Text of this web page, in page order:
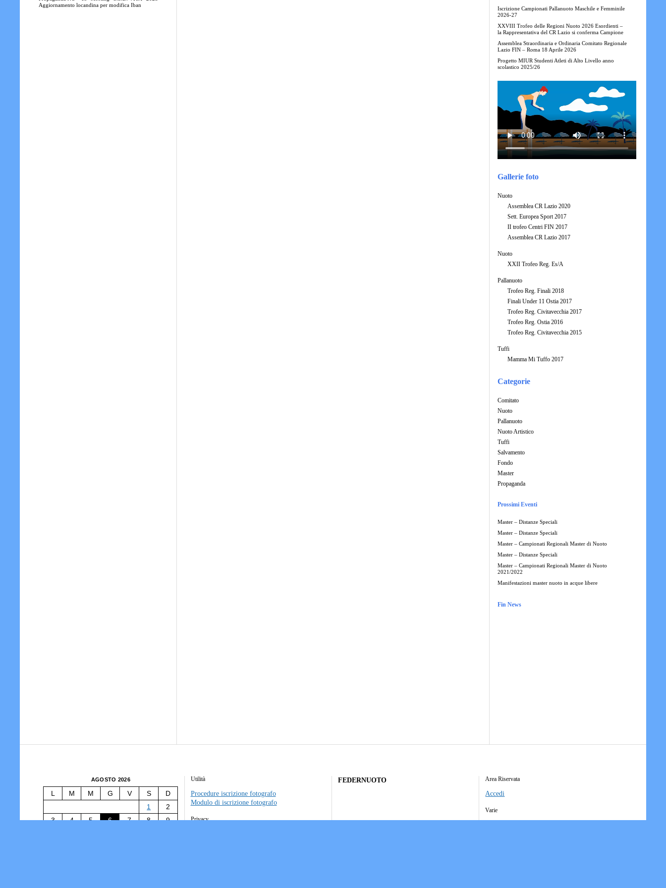
Aggiornamento locandina per modifica Iban
Iscrizione Campionati Pallanuoto Maschile e Femminile
2026-27
XXVIII Trofeo delle Regioni Nuoto 2026 Esordienti –
la Rappresentativa del CR Lazio si conferma Campione
Assemblea Straordinaria e Ordinaria Comitato Regionale
Lazio FIN – Roma 18 Aprile 2026
Progetto MIUR Studenti Atleti di Alto Livello anno
scolastico 2025/26
Gallerie foto
Nuoto
Assemblea CR Lazio 2020
Sett. Europea Sport 2017
II trofeo Centri FIN 2017
Assemblea CR Lazio 2017
Nuoto
XXII Trofeo Reg. Es/A
Pallanuoto
Trofeo Reg. Finali 2018
Finali Under 11 Ostia 2017
Trofeo Reg. Civitavecchia 2017
Trofeo Reg. Ostia 2016
Trofeo Reg. Civitavecchia 2015
Tuffi
Mamma Mi Tuffo 2017
Categorie
Comitato
Nuoto
Pallanuoto
Nuoto Artistico
Tuffi
Salvamento
Fondo
Master
Propaganda
Prossimi Eventi
Master – Distanze Speciali
Master – Distanze Speciali
Master – Campionati Regionali Master di Nuoto
Master – Distanze Speciali
Master – Campionati Regionali Master di Nuoto
2021/2022
Manifestazioni master nuoto in acque libere
Fin News
AGOSTO 2026
L M M G V S
D
1
2
3
4 5 6 7 8
9
Utilità
Procedure iscrizione fotografo
Modulo di iscrizione fotografo
Privacy
FEDERNUOTO Area Riservata
Accedi
Varie